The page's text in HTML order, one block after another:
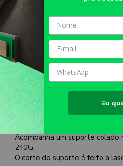
Sobre o produto
Evite refugos e erros de impressão.
MATÉRIA PRIMA:PVC
TAMANHO FINAL DO
TIPO DE IMPRESSÃO: DIGITAL
INFORMAÇÕES IMPORTANTES:
Acompanha um suporte
240G.
O corte do suporte é feito a
Eu